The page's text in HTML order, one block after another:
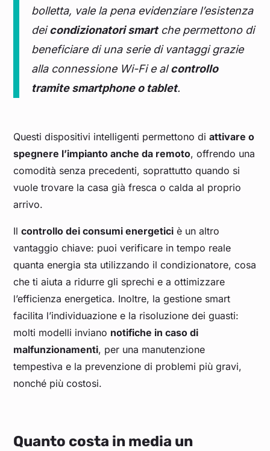
bolletta, vale la pena evidenziare l’esistenza
deicondizionatori smartche permettono di
beneficiare di una serie di vantaggi grazie
alla connessione Wi-Fi e alcontrollo
tramite smartphone o tablet.
Questi dispositivi intelligenti permettono diattivare o
spegnere l’impianto anche da remoto, offrendo una
comodità senza precedenti, soprattutto quando si
vuole trovare la casa già fresca o calda al proprio
arrivo.
Ilcontrollo dei consumi energetici è un altro
vantaggio chiave: puoi verificare in tempo reale
quanta energia sta utilizzando il condizionatore, cosa
che ti aiuta a ridurre gli sprechi e a ottimizzare
l’efficienza energetica. Inoltre, la gestione smart
facilita l’individuazione e la risoluzione dei guasti:
molti modelli inviano notifiche in caso di
malfunzionamenti, per una manutenzione
tempestiva e la prevenzione di problemi più gravi,
nonché più costosi.
Quanto costa in media un